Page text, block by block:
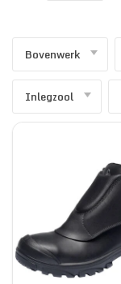
Bovenwerk
Inlegzool